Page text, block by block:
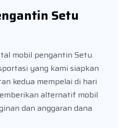
Setu
mobil pengantin Setu
yang kami siapkan
kedua mempelai di hari
alternatif mobil
dan anggaran dana